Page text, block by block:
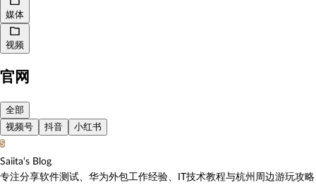
媒体
视频
官网
全部
视频号
抖音 小红书
S
Saiita‘s Blog
专注分享软件测试、华为外包工作经验、IT技术教程与杭州周边游玩攻略